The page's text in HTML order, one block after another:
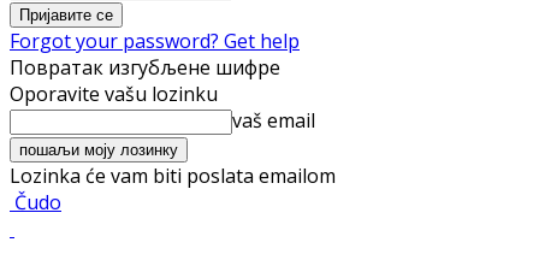
Forgot your password? Get help
Повратак изгубљене шифре
Oporavite vašu lozinku
vaš email
Lozinka će vam biti poslata emailom
Čudo